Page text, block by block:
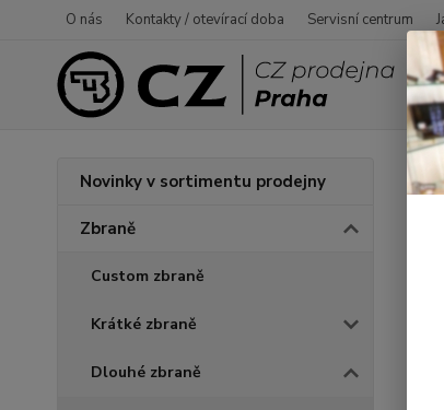
O nás Kontakty / otevírací doba Servisní centrum
Novinky v sortimentu prodejny
Zbraně
Custom zbraně
Krátké zbraně
Dlouhé zbraně